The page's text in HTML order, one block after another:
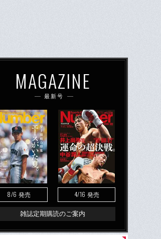
MAGAZINE
最新号
8/6 発売 4/16 発売
雑誌定期購読のご案内